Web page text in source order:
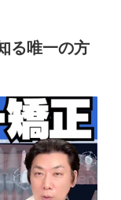
る唯一の方